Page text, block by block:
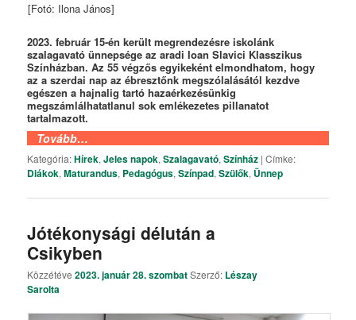
[Fotó: Ilona János]
2023. február 15-én került megrendezésre iskolánk
szalagavató ünnepsége az aradi Ioan Slavici Klasszikus
Színházban. Az 55 végzős egyikeként elmondhatom, hogy
az a szerdai nap az ébresztőnk megszólalásától kezdve
egészen a hajnalig tartó hazaérkezésünkig
megszámlálhatatlanul sok emlékezetes pillanatot
tartalmazott.
Tovább…
Kategória:Hírek,Jeles napok,Szalagavató,Színház |Címke:
Diákok,Maturandus, Pedagógus,Színpad,Szülők, Ünnep
Jótékonysági délután a
Csikyben
Közzétéve2023. január 28. szombatSzerző: Lészay
Sarolta